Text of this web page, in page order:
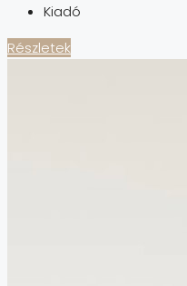
Kiadó
Részletek